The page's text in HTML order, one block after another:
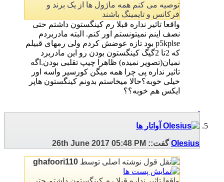
توصیه می کنم همه ماژول ها از یک برند و
فرکانس و تایمینگ باشند
واقعا تاثیر نداره قبلا رم کینگستون داشتم حتی
نصف اینم نمیتونستم اور کنم. البته مادربردم
p5kplse بود تازه عوضش کردم ولی رمهای قبیلم
که 2تا 2گیگ کینگستون بودن رو این مادربرد
نمیان(تصویر نمیده) ظاهرا چیپ تقلبی بودن.اگه
تاثیر نداره پی چرا همه میگن کورسیر واسه اور
خیلی خوبه؟حالا میخاستم بدونم کینگستون هاپر
ایکس هم خوبه؟؟
Olesius گفت:: 26th June 2017 05:48 PM
نوشته اصلی توسط ghafoori110